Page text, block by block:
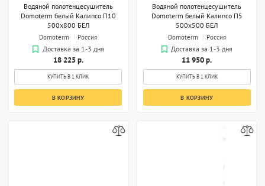
Водяной полотенцесушитель
Domoterm белый Калипсо П10
500x800 БЕЛ
Domoterm
Россия
Доставка за 1-3 дня
18 225 р.
КУПИТЬ В 1 КЛИК
В КОРЗИНУ
Водяной полотенцесушитель
Domoterm белый Калипсо П5
500x500 БЕЛ
Domoterm
Россия
Доставка за 1-3 дня
11 950 р.
КУПИТЬ В 1 КЛИК
В КОРЗИНУ